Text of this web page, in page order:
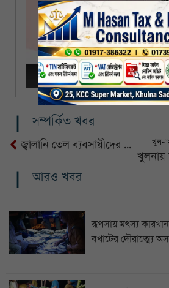
সম্পর্কিত খবর
জ্বালানি তেল ব্যবসায়ীদের খুলনায় ধর্মঘট, ১৫ জেলায় তেল বিপণন বন্ধ
আরও খবর
রূপসায় মৎস্য
বখাটের দৌরাত্ম্যে